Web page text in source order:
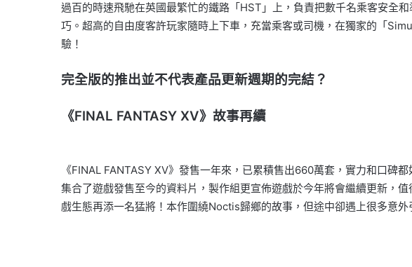
過百的時速飛馳在英國最繁忙的鐵路「HST」上，負責把數千名乘客安全
巧。超高的自由度客許玩家隨時上下車，充當乘客或司機，在獨家的「
驗！
完全版的推出並不代表產品更新週期的完結？
《FINAL FANTASY XV》故事再續
《FINAL FANTASY XV》發售一年來，已累積售出660萬套，實力和口碑
集合了遊戲發售至今的資料片，製作組更宣佈遊戲於今年將會繼續更新，
戲生態再添一名猛將！本作圍繞Noctis歸鄉的故事，但途中卻遇上很多意